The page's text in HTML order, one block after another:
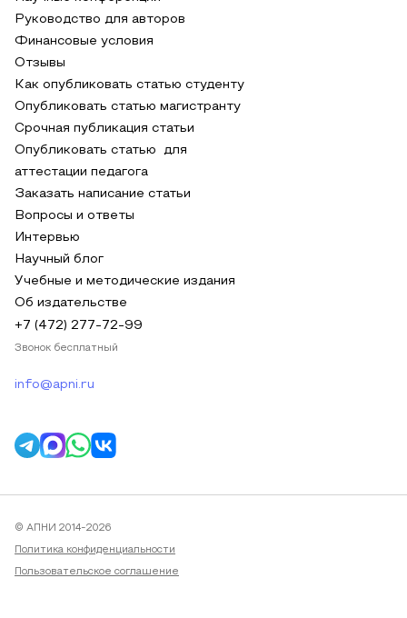
Руководство для авторов
Финансовые условия
Отзывы
Как опубликовать статью студенту
Опубликовать статью магистранту
Срочная публикация статьи
Опубликовать статью для
аттестации педагога
Заказать написание статьи
Вопросы и ответы
Интервью
Научный блог
Учебные и методические издания
Об издательстве
+7 (472) 277-72-99
Звонок бесплатный
info@apni.ru
© АПНИ 2014-2026
Политика конфиденциальности
Пользовательское соглашение